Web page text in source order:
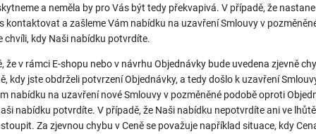
a neměla by pro Vás být tedy překvapivá. V případě, že
kontaktovat a zašleme Vám nabídku na uzavření Smlouvy v
chvíli, kdy Naši nabídku potvrdíte.
že v rámci E-shopu nebo v návrhu Objednávky bude uvedena zjevně
kdy jste obdrželi potvrzení Objednávky, a tedy došlo k uzavření
nabídku na uzavření nové Smlouvy v pozměněné podobě oproti
nabídku potvrdíte. V případě, že Naši nabídku nepotvrdíte ani ve
Za zjevnou chybu v Ceně se považuje například situace, kdy